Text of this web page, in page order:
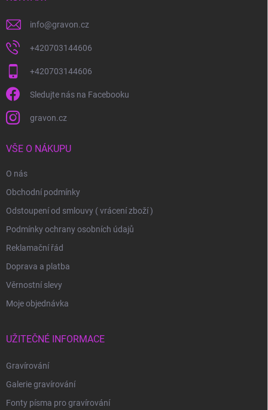
info@gravon.cz
+420703144606
+420703144606
Sledujte nás na Facebooku
gravon.cz
VŠE O NÁKUPU
O nás
Obchodní podmínky
Odstoupení od smlouvy ( vrácení zboží )
Podmínky ochrany osobních údajů
Reklamační řád
Doprava a platba
Věrnostní slevy
Moje objednávka
UŽITEČNÉ INFORMACE
Gravírování
Galerie gravírování
Fonty písma pro gravírování